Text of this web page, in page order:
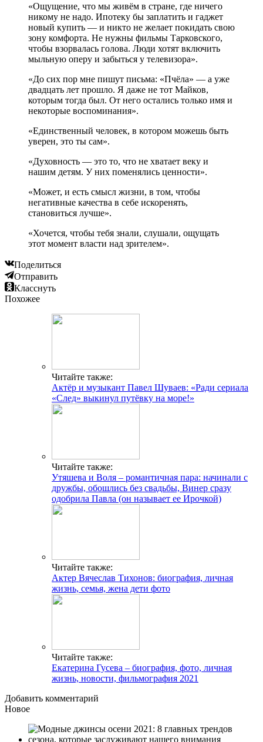
«Ощущение, что мы живём в стране, где ничего
никому не надо. Ипотеку бы заплатить и гаджет
новый купить — и никто не желает покидать свою
зону комфорта. Не нужны фильмы Тарковского,
чтобы взорвалась голова. Люди хотят включить
мыльную оперу и забыться у телевизора».
«До сих пор мне пишут письма: «Пчёла» — а уже
двадцать лет прошло. Я даже не тот Майков,
которым тогда был. От него остались только имя и
некоторые воспоминания».
«Единственный человек, в котором можешь быть
уверен, это ты сам».
«Духовность — это то, что не хватает веку и
нашим детям. У них поменялись ценности».
«Может, и есть смысл жизни, в том, чтобы
негативные качества в себе искоренять,
становиться лучше».
«Хочется, чтобы тебя знали, слушали, ощущать
этот момент власти над зрителем».
Поделиться
Отправить
Класснуть
Похожее
Читайте также:
Актёр и музыкант Павел Шуваев: «Ради сериала
«След» выкинул путёвку на море!»
Читайте также:
Утяшева и Воля – романтичная пара: начинали с
дружбы, обошлись без свадьбы, Винер сразу
одобрила Павла (он называет ее Ирочкой)
Читайте также:
Актер Вячеслав Тихонов: биография, личная
жизнь, семья, жена дети фото
Читайте также:
Екатерина Гусева – биография, фото, личная
жизнь, новости, фильмография 2021
Добавить комментарий
Новое